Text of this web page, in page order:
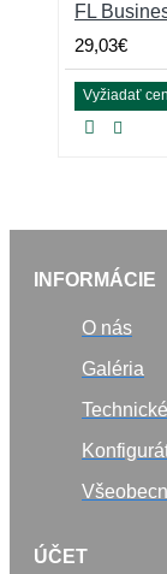
FL
29,03€
Vyžiadať
INFORMÁCIE
O nás
Galéria
ÚČET